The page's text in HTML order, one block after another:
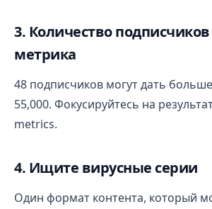
3. Количество
метрика
48 подписчиков могут дать
55,000. Фокусируйтесь на
metrics.
4. Ищите вирусные серии
Один формат контента, который